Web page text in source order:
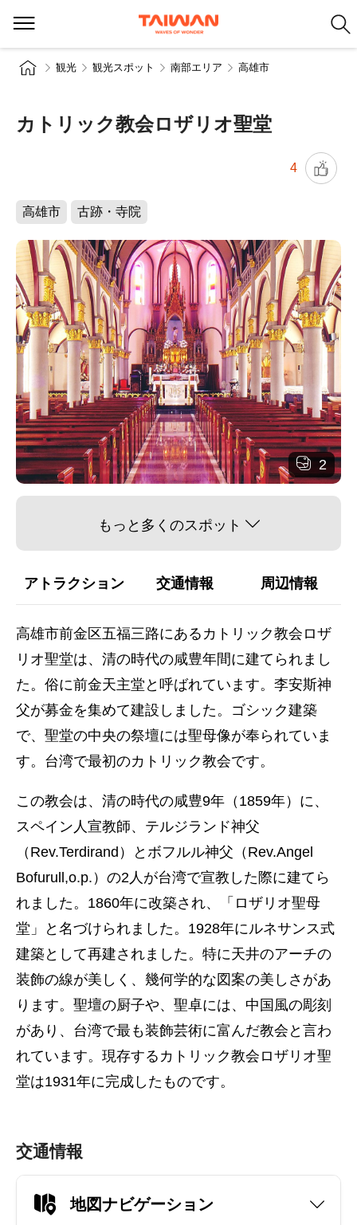
観光 観光スポット 南部エリア 高雄市
カトリック教会ロザリオ聖堂
4
高雄市 古跡・寺院
2
もっと多くのスポット
アトラクション 交通情報 周辺情報
高雄市前金区五福三路にあるカトリック教会ロザ
リオ聖堂は、清の時代の咸豊年間に建てられまし
た。俗に前金天主堂と呼ばれています。李安斯神
父が募金を集めて建設しました。ゴシック建築
で、聖堂の中央の祭壇には聖母像が奉られていま
す。台湾で最初のカトリック教会です。
この教会は、清の時代の咸豊9年（1859年）に、
スペイン人宣教師、テルジランド神父
（Rev.Terdirand）とボフルル神父（Rev.Angel
Bofurull,o.p.）の2人が台湾で宣教した際に建てら
れました。1860年に改築され、「ロザリオ聖母
堂」と名づけられました。1928年にルネサンス式
建築として再建されました。特に天井のアーチの
装飾の線が美しく、幾何学的な図案の美しさがあ
ります。聖壇の厨子や、聖卓には、中国風の彫刻
があり、台湾で最も装飾芸術に富んだ教会と言わ
れています。現存するカトリック教会ロザリオ聖
堂は1931年に完成したものです。
交通情報
地図ナビゲーション